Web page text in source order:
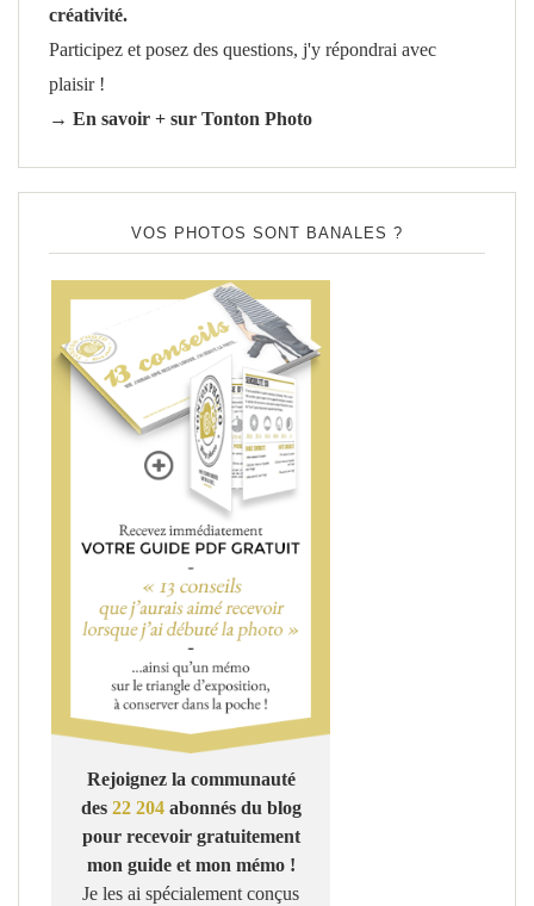
créativité.
Participez et posez des questions, j'y répondrai avec
plaisir !
→ En savoir + sur Tonton Photo
VOS PHOTOS SONT BANALES ?
Rejoignez la communauté
des 22 204abonnés du blog
pour recevoir gratuitement
mon guide et mon mémo !
Je les ai spécialement conçus